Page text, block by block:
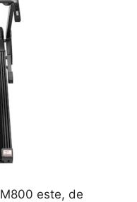
este, de